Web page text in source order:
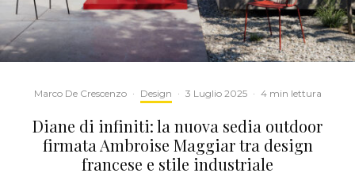
Marco De Crescenzo · Design · 3 Luglio 2025 · 4 min lettura
Diane di infiniti: la nuova sedia outdoor
firmata Ambroise Maggiar tra design
francese e stile industriale